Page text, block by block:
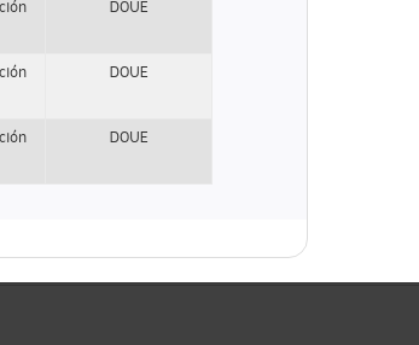
DOUE
DOUE
DOUE